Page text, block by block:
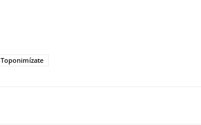
Toponimízate